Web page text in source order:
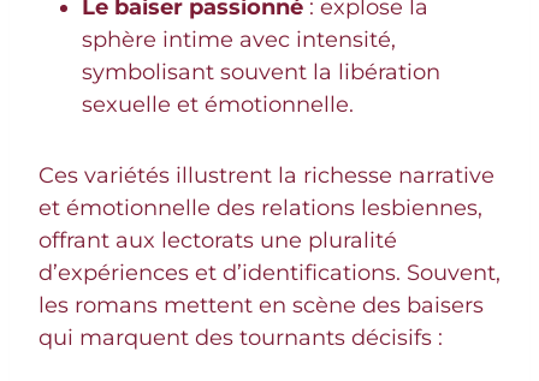
Le baiser passionné : explose la
sphère intime avec intensité,
symbolisant souvent la libération
sexuelle et émotionnelle.
Ces variétés illustrent la richesse narrative
et émotionnelle des relations lesbiennes,
offrant aux lectorats une pluralité
d’expériences et d’identifications. Souvent,
les romans mettent en scène des baisers
qui marquent des tournants décisifs :